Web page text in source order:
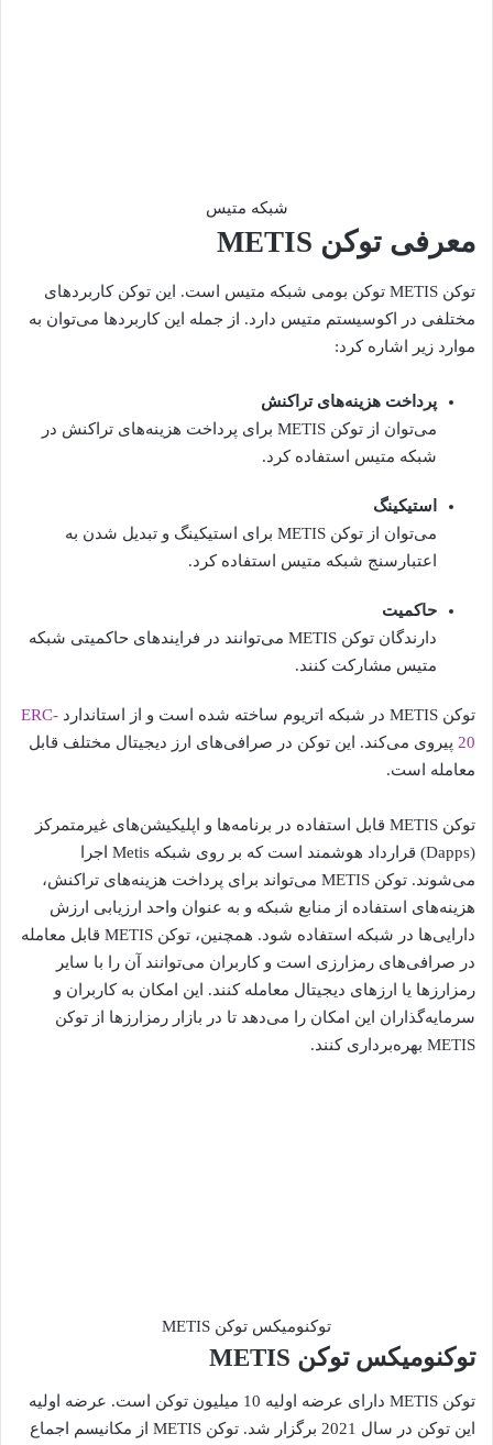
شبکه متیس
معرفی توکن METIS
توکن METIS توکن بومی شبکه متیس است. این توکن کاربردهای
مختلفی در اکوسیستم متیس دارد. از جمله این کاربردها می‌توان به
موارد زیر اشاره کرد:
پرداخت هزینه‌های تراکنش
می‌توان از توکن METIS برای پرداخت هزینه‌های تراکنش در
شبکه متیس استفاده کرد.
استیکینگ
می‌توان از توکن METIS برای استیکینگ و تبدیل شدن به
اعتبارسنج شبکه متیس استفاده کرد.
حاکمیت
دارندگان توکن METIS می‌توانند در فرایندهای حاکمیتی شبکه
متیس مشارکت کنند.
توکن METIS در شبکه اتریوم ساخته شده است و از استاندارد
ERC-
20 پیروی می‌کند. این توکن در صرافی‌های ارز دیجیتال مختلف قابل
معامله است.
توکن METIS قابل استفاده در برنامه‌ها و اپلیکیشن‌های غیرمتمرکز
(Dapps) قرارداد هوشمند است که بر روی شبکه Metis اجرا
می‌شوند. توکن METIS می‌تواند برای پرداخت هزینه‌های تراکنش،
هزینه‌های استفاده از منابع شبکه و به عنوان واحد ارزیابی ارزش
دارایی‌ها در شبکه استفاده شود. همچنین، توکن METIS قابل معامله
در صرافی‌های رمزارزی است و کاربران می‌توانند آن را با سایر
رمزارزها یا ارزهای دیجیتال معامله کنند. این امکان به کاربران و
سرمایه‌گذاران این امکان را می‌دهد تا در بازار رمزارزها از توکن
METIS بهره‌برداری کنند.
توکنومیکس توکن METIS
توکنومیکس توکن METIS
توکن METIS دارای عرضه اولیه 10 میلیون توکن است. عرضه اولیه
این توکن در سال 2021 برگزار شد. توکن METIS از مکانیسم اجماع